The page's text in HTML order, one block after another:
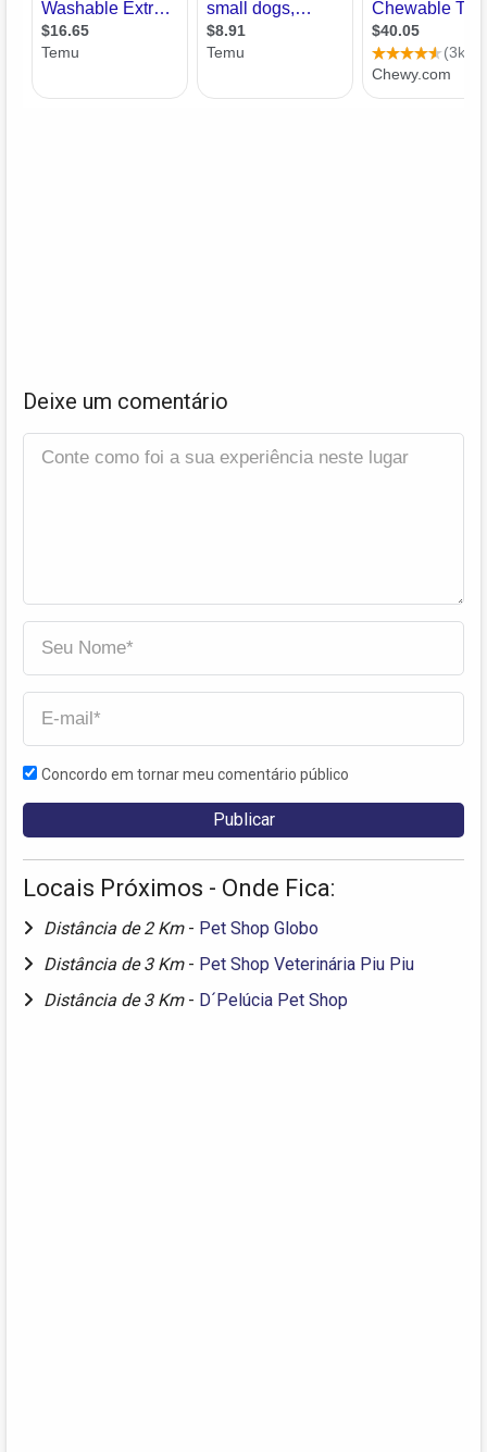
Deixe um comentário
Concordo em tornar meu comentário público
Locais Próximos - Onde Fica:
Distância de 2 Km - Pet Shop Globo
Distância de 3 Km - Pet Shop Veterinária Piu Piu
Distância de 3 Km - D´Pelúcia Pet Shop